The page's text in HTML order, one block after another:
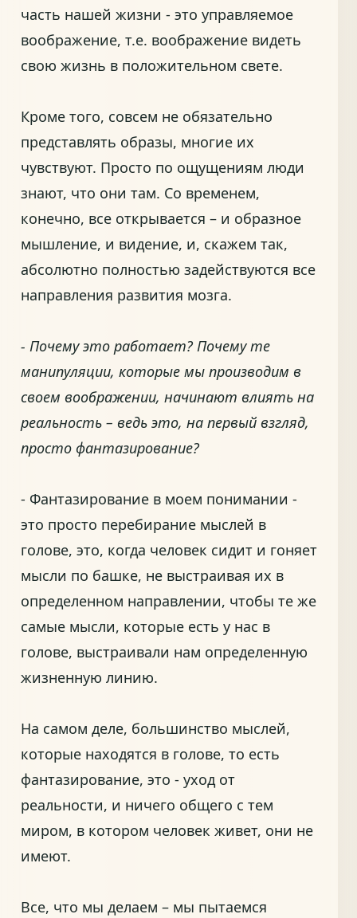
часть нашей жизни - это управляемое
воображение, т.е. воображение видеть
свою жизнь в положительном свете.
Кроме того, совсем не обязательно
представлять образы, многие их
чувствуют. Просто по ощущениям люди
знают, что они там. Со временем,
конечно, все открывается – и образное
мышление, и видение, и, скажем так,
абсолютно полностью задействуются все
направления развития мозга.
- Почему это работает? Почему те
манипуляции, которые мы производим в
своем воображении, начинают влиять на
реальность – ведь это, на первый взгляд,
просто фантазирование?
- Фантазирование в моем понимании -
это просто перебирание мыслей в
голове, это, когда человек сидит и гоняет
мысли по башке, не выстраивая их в
определенном направлении, чтобы те же
самые мысли, которые есть у нас в
голове, выстраивали нам определенную
жизненную линию.
На самом деле, большинство мыслей,
которые находятся в голове, то есть
фантазирование, это - уход от
реальности, и ничего общего с тем
миром, в котором человек живет, они не
имеют.
Все, что мы делаем – мы пытаемся